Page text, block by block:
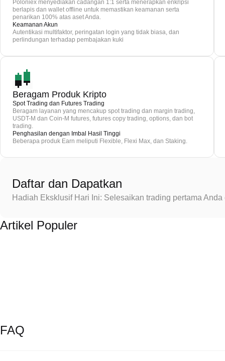
Poloniex menyediakan cadangan 1:1 serta menerapkan enkripsi
berlapis dan wallet offline untuk memastikan keamanan serta
penarikan 100% atas aset Anda.
Keamanan Akun
Autentikasi multifaktor, peringatan login yang tidak biasa, dan
perlindungan terhadap pembajakan kuki
Beragam Produk Kripto
Spot Trading dan Futures Trading
Beragam layanan yang mencakup spot trading dan margin trading,
USDT-M dan Coin-M futures, futures copy trading, options, dan bot
trading.
Penghasilan dengan Imbal Hasil Tinggi
Beberapa produk Earn meliputi Flexible, Flexi Max, dan Staking.
Daftar dan Dapatkan
Hadiah Eksklusif Hari Ini: Selesaikan trading pertama
Artikel Populer
FAQ